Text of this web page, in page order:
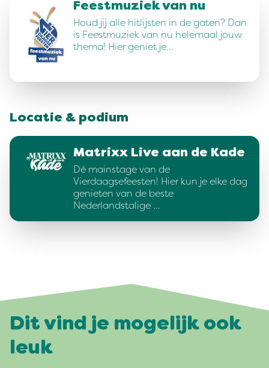
Feestmuziek van nu
Houd jij alle hitlijsten in de gaten? Dan
is Feestmuziek van nu helemaal jouw
thema! Hier geniet je…
Locatie & podium
Matrixx Live aan de Kade
Dé mainstage van de
Vierdaagsefeesten! Hier kun je elke dag
genieten van de beste
Nederlandstalige …
Dit vind je mogelijk ook
leuk